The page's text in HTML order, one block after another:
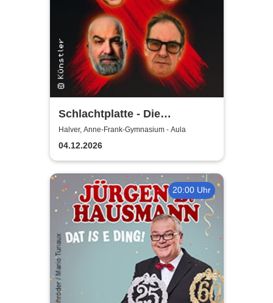
Schlachtplatte - Die
Jahresabrechnung 2026
Halver, Anne-Frank-Gymnasium - Aula
04.12.2026
20:00 Uhr